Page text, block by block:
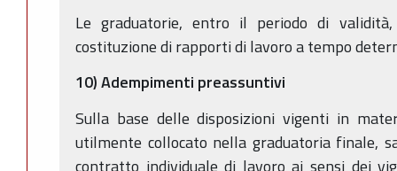
Le graduatorie, entro il periodo di
costituzione di rapporti di lavoro a tempo
10) Adempimenti preassuntivi
Sulla base delle disposizioni vigenti in
utilmente collocato nella graduatoria finale,
contratto individuale di lavoro ai sensi dei